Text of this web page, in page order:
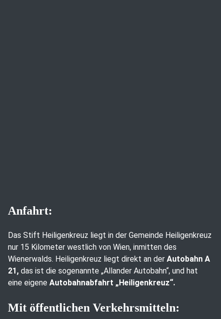
Anfahrt:
Das Stift Heiligenkreuz liegt in der Gemeinde Heiligenkreuz
nur 15 Kilometer westlich von Wien, inmitten des
Wienerwalds. Heiligenkreuz liegt direkt an der Autobahn A
21, das ist die sogenannte „Allander Autobahn“, und hat
eine eigene Autobahnabfahrt „Heiligenkreuz“.
Mit öffentlichen Verkehrsmitteln: